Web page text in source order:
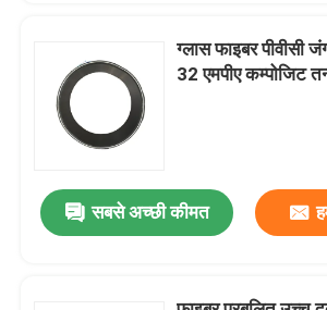
हमसे संपर्क करें
एक बोली का अनुरोध
प्रबलित थर्माप्लास्टिक पाइप
ग्लास फाइबर पीवीसी
32 एमपीए कम्पोजिट
सबसे अच्छी कीमत